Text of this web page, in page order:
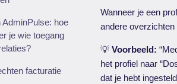
AdminPulse: hoe
je wie toegang
facturatie
Wanneer je een
andere
💡Voorbeeld:
het profiel naar
dat je hebt